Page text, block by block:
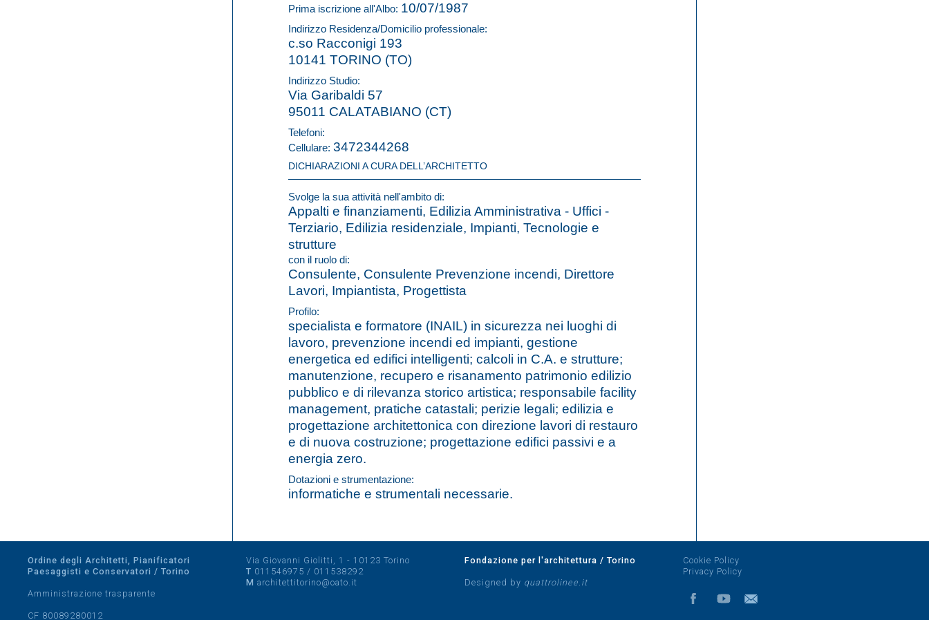
Prima iscrizione all'Albo: 10/07/1987
Indirizzo Residenza/Domicilio professionale:
c.so Racconigi 193
10141 TORINO (TO)
Indirizzo Studio:
Via Garibaldi 57
95011 CALATABIANO (CT)
Telefoni:
Cellulare: 3472344268
DICHIARAZIONI A CURA DELL’ARCHITETTO
Svolge la sua attività nell'ambito di:
Appalti e finanziamenti, Edilizia Amministrativa - Uffici -
Terziario, Edilizia residenziale, Impianti, Tecnologie e
strutture
con il ruolo di:
Consulente, Consulente Prevenzione incendi, Direttore
Lavori, Impiantista, Progettista
Profilo:
specialista e formatore (INAIL) in sicurezza nei luoghi di
lavoro, prevenzione incendi ed impianti, gestione
energetica ed edifici intelligenti; calcoli in C.A. e strutture;
manutenzione, recupero e risanamento patrimonio edilizio
pubblico e di rilevanza storico artistica; responsabile facility
management, pratiche catastali; perizie legali; edilizia e
progettazione architettonica con direzione lavori di restauro
e di nuova costruzione; progettazione edifici passivi e a
energia zero.
Dotazioni e strumentazione:
informatiche e strumentali necessarie.
Ordine degli Architetti, Pianificatori
Paesaggisti e Conservatori / Torino
Amministrazione trasparente
CF 80089280012
Via Giovanni Giolitti, 1 - 10123 Torino
T 011546975 / 011538292
M architettitorino@oato.it
Fondazione per l'architettura / Torino
Designed by quattrolinee.it
Cookie Policy
Privacy Policy